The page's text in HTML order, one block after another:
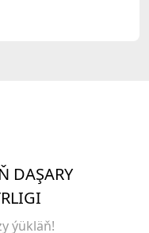
DAŞARY
ýükläň!